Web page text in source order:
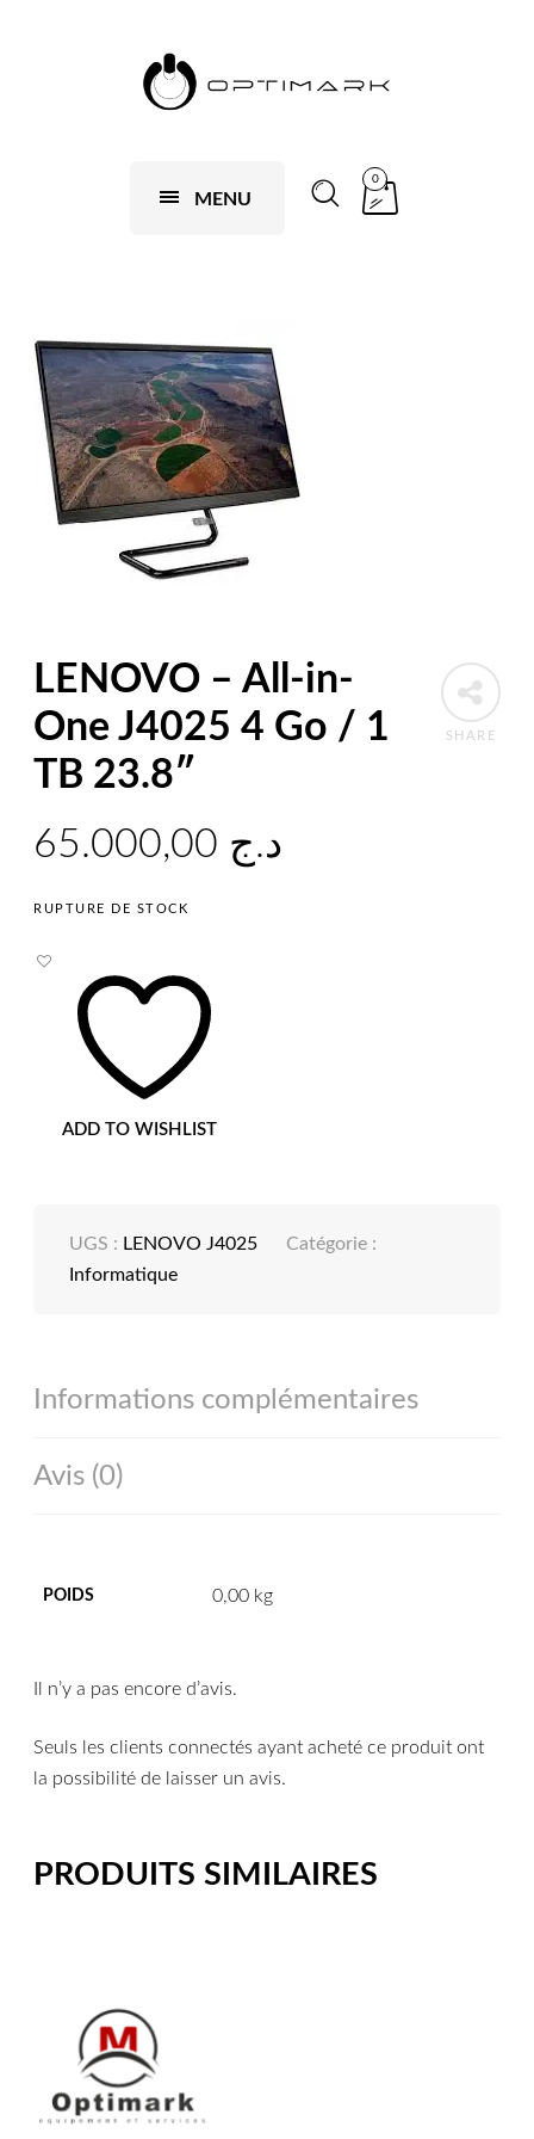
MENU
0
SHARE
LENOVO – All-in-
One J4025 4 Go / 1
TB 23.8″
د.ج
RUPTURE DE STOCK
ADD TO WISHLIST
UGS : LENOVO J4025
Catégorie :
Informatique
Informations complémentaires
Avis (0)
POIDS 0,00 kg
Il n’y a pas encore d’avis.
Seuls les clients connectés ayant acheté ce produit ont
la possibilité de laisser un avis.
PRODUITS SIMILAIRES